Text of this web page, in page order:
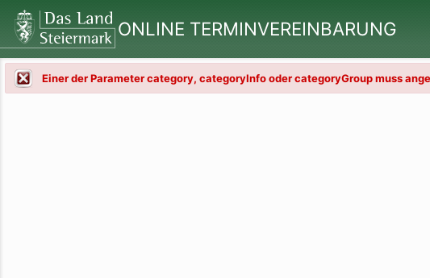
ONLINE TERMINVEREINBARUNG
Einer der Parameter category, categoryInfo oder categoryGroup muss